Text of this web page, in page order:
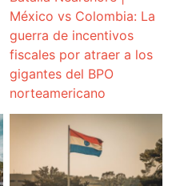
México vs Colombia: La
guerra de incentivos
fiscales por atraer a los
gigantes del BPO
norteamericano